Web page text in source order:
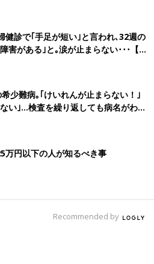
ほうがいいですか🥺.....
💦ずっと我慢してたのについロー
😭😭月曜検診なので先生に相談し
や生肉等食べてしまった方いらっ
💬 14♥3
健診で｢手足が短い｣と言われ､32週の
害がある｣と｡涙が止まらない･･･【ス
群1型】
少難病｡｢けいれんが止まらない！｣
い｣…検査を繰り返しても病名がわか
関連神経疾患】
万円以下の人が知るべき事
Recommended by